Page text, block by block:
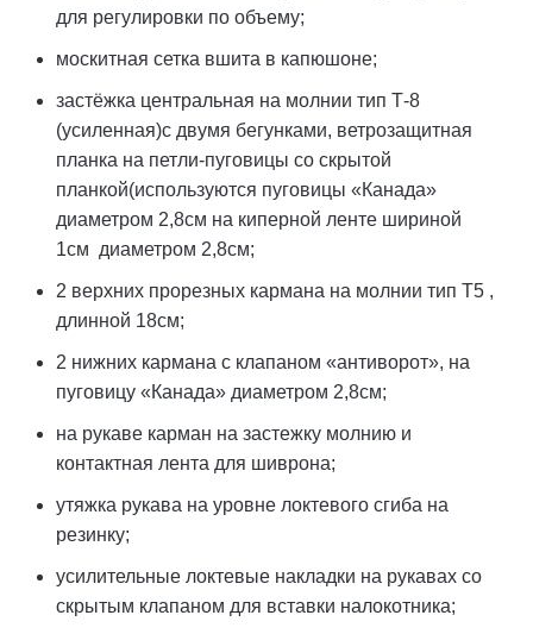
для регулировки по объему;
москитная сетка вшита в капюшоне;
застёжка центральная на молнии тип Т-8
(усиленная)с двумя бегунками, ветрозащитная
планка на петли-пуговицы со скрытой
планкой(используются пуговицы «Канада»
диаметром 2,8см на киперной ленте шириной
1см диаметром 2,8см;
2 верхних прорезных кармана на молнии тип Т5 ,
длинной 18см;
2 нижних кармана с клапаном «антиворот», на
пуговицу «Канада» диаметром 2,8см;
на рукаве карман на застежку молнию и
контактная лента для шиврона;
утяжка рукава на уровне локтевого сгиба на
резинку;
усилительные локтевые накладки на рукавах со
скрытым клапаном для вставки налокотника;